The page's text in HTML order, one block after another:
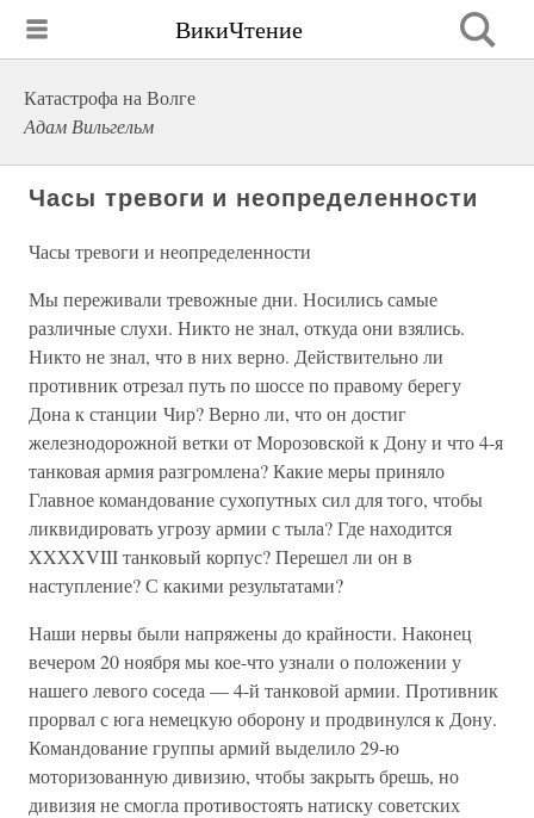
ВикиЧтение
Катастрофа на Волге
Адам Вильгельм
Часы тревоги и неопределенности
Часы тревоги и неопределенности
Мы переживали тревожные дни. Носились самые
различные слухи. Никто не знал, откуда они взялись.
Никто не знал, что в них верно. Действительно ли
противник отрезал путь по шоссе по правому берегу
Дона к станции Чир? Верно ли, что он достиг
железнодорожной ветки от Морозовской к Дону и что 4-я
танковая армия разгромлена? Какие меры приняло
Главное командование сухопутных сил для того, чтобы
ликвидировать угрозу армии с тыла? Где находится
XXXXVIII танковый корпус? Перешел ли он в
наступление? С какими результатами?
Наши нервы были напряжены до крайности. Наконец
вечером 20 ноября мы кое-что узнали о положении у
нашего левого соседа — 4-й танковой армии. Противник
прорвал с юга немецкую оборону и продвинулся к Дону.
Командование группы армий выделило 29-ю
моторизованную дивизию, чтобы закрыть брешь, но
дивизия не смогла противостоять натиску советских